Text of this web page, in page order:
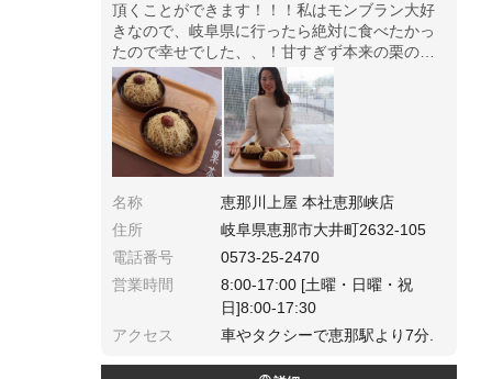
頂くことができます！！！私はモンブラン大好
きなので、岐阜県に行ったら絶対に食べたかっ
たので幸せでした、、！甘すぎず本来の栗の濃
厚さを堪能できました！
名称
恵那川上屋 本社恵那峡店
住所
岐阜県恵那市大井町2632-105
電話番号
0573-25-2470
営業時間
8:00-17:00 [土曜・日曜・祝
日]8:00-17:30
アクセス
車やタクシーで恵那駅より7分.